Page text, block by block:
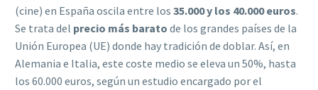
(cine) en España oscila entre los 35.000 y los 40.000 euros.
Se trata del precio más barato de los grandes países de la
Unión Europea (UE) donde hay tradición de doblar. Así, en
Alemania e Italia, este coste medio se eleva un 50%, hasta
los 60.000 euros, según un estudio encargado por el